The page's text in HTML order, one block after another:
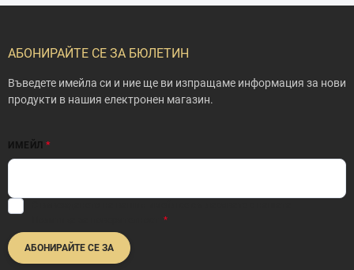
АБОНИРАЙТЕ СЕ ЗА БЮЛЕТИН
Въведете имейла си и ние ще ви изпращаме информация за нови
продукти в нашия електронен магазин.
ИМЕЙЛ
АБОНИРАЙТЕ СЕ ЗА